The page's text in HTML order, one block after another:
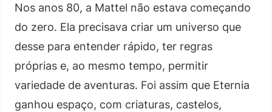
Nos anos 80, a Mattel não estava começando
do zero. Ela precisava criar um universo que
desse para entender rápido, ter regras
próprias e, ao mesmo tempo, permitir
variedade de aventuras. Foi assim que Eternia
ganhou espaço, com criaturas, castelos,